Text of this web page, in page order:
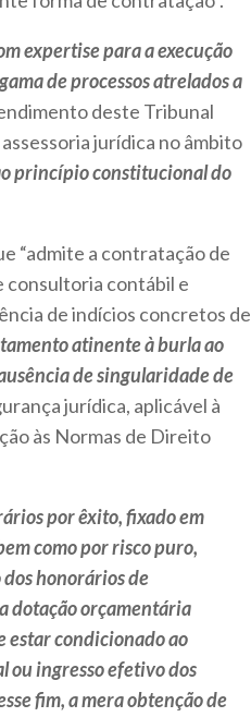
expertise para a execução
de processos atrelados a
deste Tribunal
jurídica no âmbito
princípio constitucional do
“admite a contratação de
consultoria contábil e
de indícios concretos de
atinente à burla ao
de singularidade de
jurídica, aplicável à
às Normas de Direito
por êxito, fixado em
como por risco puro,
honorários de
dotação orçamentária
estar condicionado ao
ou ingresso efetivo dos
fim, a mera obtenção de